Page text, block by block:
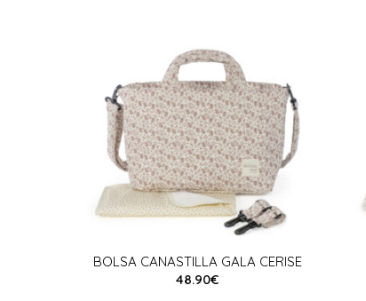
BOLSA CANASTILLA GALA CERISE
48.90€